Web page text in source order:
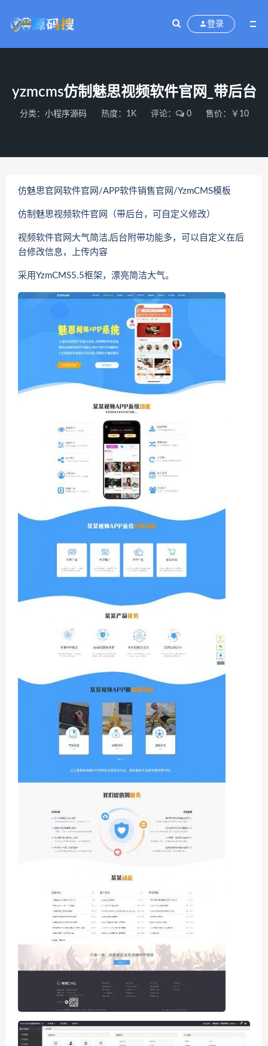
登录
yzmcms仿制魅思视频软件官网_带后台
分类： 小程序源码 热度：1K 评论： 0 售价：￥10
仿魅思官网软件官网/APP软件销售官网/YzmCMS模板
仿制魅思视频软件官网（带后台，可自定义修改）
视频软件官网大气简洁,后台附带功能多，可以自定义在后
台修改信息，上传内容
采用YzmCMS5.5框架，漂亮简洁大气。